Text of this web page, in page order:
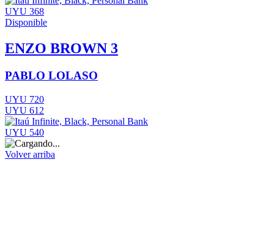
UYU 368
Disponible
ENZO BROWN 3
PABLO LOLASO
UYU 720
UYU 612
UYU 540
Volver arriba